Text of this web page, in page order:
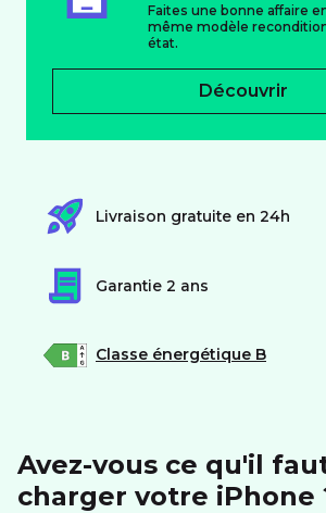
Faites une bonne affaire
même modèle
état.
Découvrir
Livraison gratuite en 24h
Garantie 2 ans
Classe énergétique B
Avez-vous ce qu'il
charger votre iPhone